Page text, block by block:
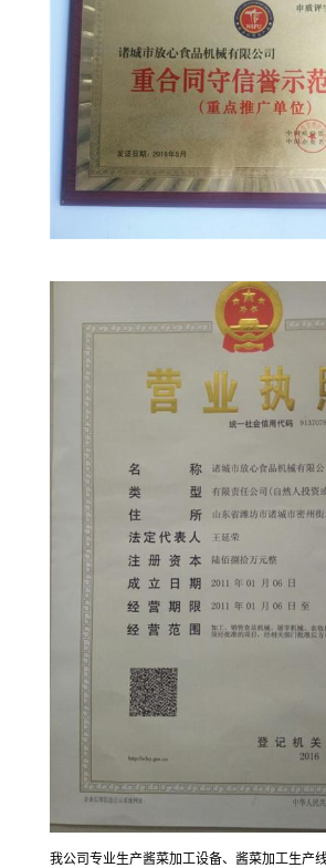
我公司专业生产酱菜加工设备、酱菜加工生产